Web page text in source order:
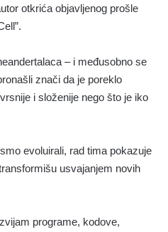
otkrića objavljenog prošle
– i međusobno se
znači da je poreklo
i složenije nego što je iko
evoluirali, rad tima pokazuje
usvajanjem novih
programe, kodove,